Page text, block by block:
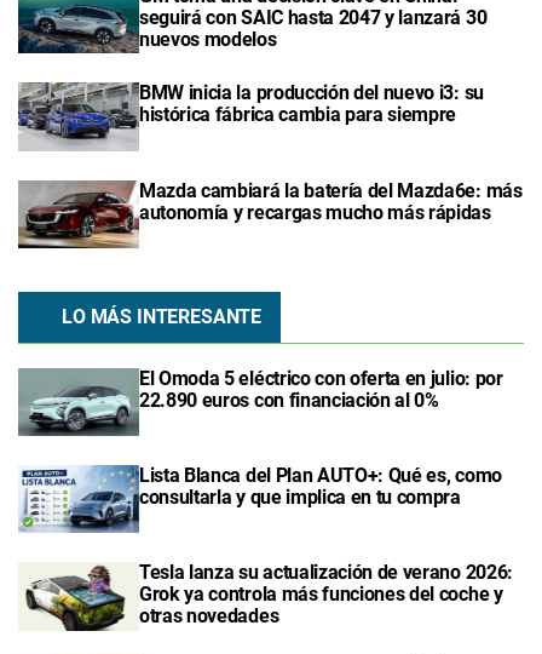
seguirá con SAIC hasta 2047 y lanzará 30
nuevos modelos
BMW inicia la producción del nuevo i3: su
histórica fábrica cambia para siempre
Mazda cambiará la batería del Mazda6e: más
autonomía y recargas mucho más rápidas
LO MÁS INTERESANTE
El Omoda 5 eléctrico con oferta en julio: por
22.890 euros con financiación al 0%
Lista Blanca del Plan AUTO+: Qué es, como
consultarla y que implica en tu compra
Tesla lanza su actualización de verano 2026:
Grok ya controla más funciones del coche y
otras novedades